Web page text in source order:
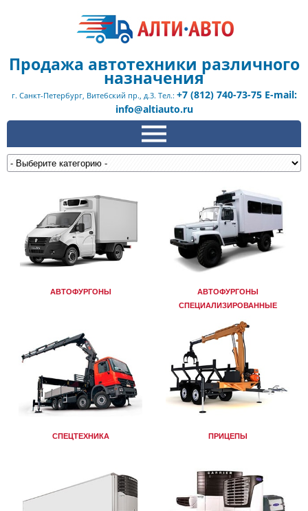
Продажа автотехники различного
назначения
г. Санкт-Петербург, Витебский пр., д.3. Тел.: +7 (812) 740-73-75 E-mail:
info@altiauto.ru
АВТОФУРГОНЫ
АВТОФУРГОНЫ
СПЕЦИАЛИЗИРОВАННЫЕ
СПЕЦТЕХНИКА ПРИЦЕПЫ